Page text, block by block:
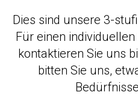
Dies sind unsere 3-
Für einen
kontaktieren Sie uns
bitten Sie uns,